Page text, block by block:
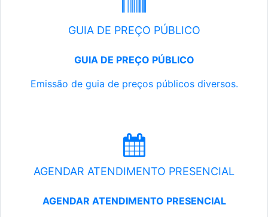
GUIA DE PREÇO PÚBLICO
GUIA DE PREÇO PÚBLICO
Emissão de guia de preços públicos diversos.
AGENDAR ATENDIMENTO PRESENCIAL
AGENDAR ATENDIMENTO PRESENCIAL